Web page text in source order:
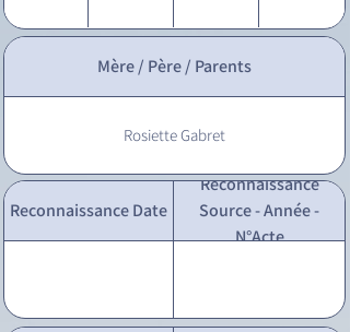
Mère / Père / Parents
Rosiette Gabret
Reconnaissance Date
Reconnaissance
Source - Année -
N°Acte